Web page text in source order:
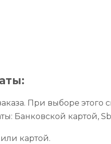
При выборе этого
Банковской картой,
картой.